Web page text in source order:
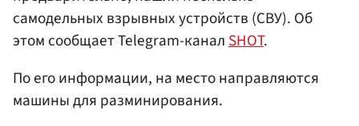
самодельных взрывных устройств (СВУ). Об
этом сообщает Telegram-каналSHOT.
По его информации, на место направляются
машины для разминирования.